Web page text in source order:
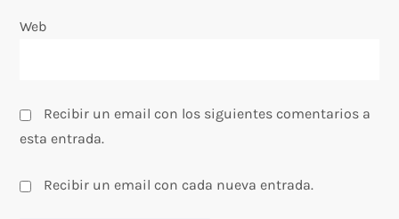
d
s
Web
Recibir un email con los siguientes comentarios a
esta entrada.
Recibir un email con cada nueva entrada.